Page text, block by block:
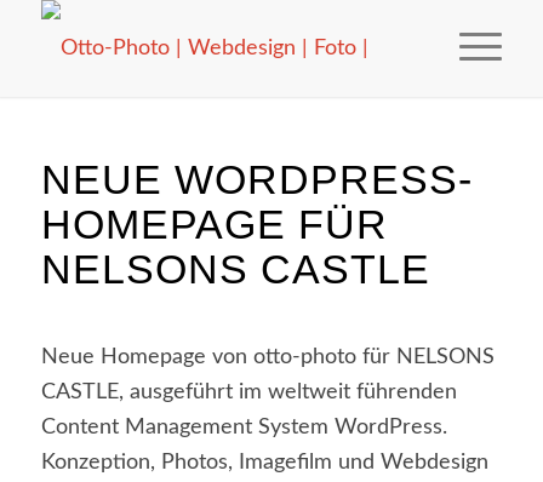
NEUE WORDPRESS-
HOMEPAGE FÜR
NELSONS CASTLE
Neue Homepage von otto-photo für NELSONS
CASTLE, ausgeführt im weltweit führenden
Content Management System WordPress.
Konzeption, Photos, Imagefilm und Webdesign